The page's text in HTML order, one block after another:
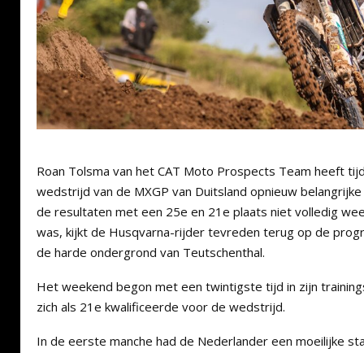
Roan Tolsma van het CAT Moto Prospects Team heeft
wedstrijd van de MXGP van Duitsland opnieuw
de resultaten met een 25e en 21e plaats niet volledig
was, kijkt de Husqvarna-rijder tevreden terug op de
de harde ondergrond van Teutschenthal.
Het weekend begon met een twintigste tijd in zijn
zich als 21e kwalificeerde voor de wedstrijd.
In de eerste manche had de Nederlander een moeilijke